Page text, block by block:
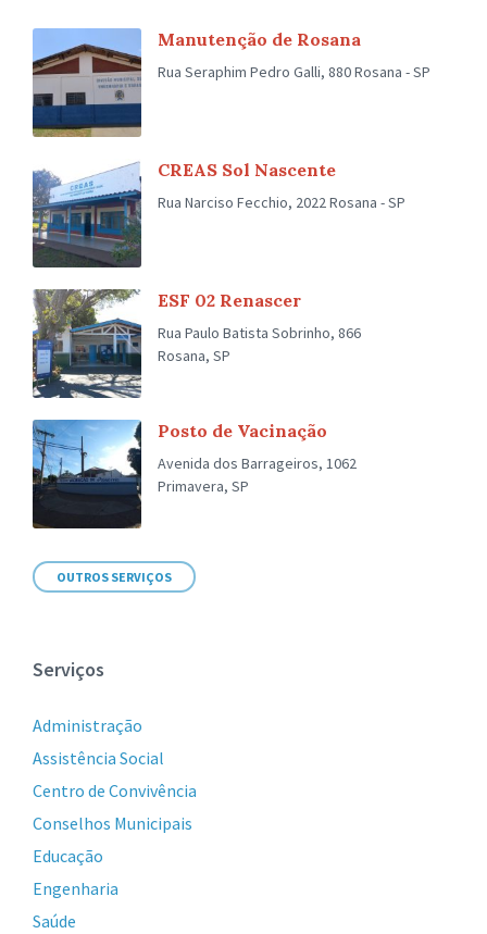
Manutenção de Rosana
Rua Seraphim Pedro Galli, 880 Rosana - SP
CREAS Sol Nascente
Rua Narciso Fecchio, 2022 Rosana - SP
ESF 02 Renascer
Rua Paulo Batista Sobrinho, 866
Rosana, SP
Posto de Vacinação
Avenida dos Barrageiros, 1062
Primavera, SP
OUTROS SERVIÇOS
Serviços
Administração
Assistência Social
Centro de Convivência
Conselhos Municipais
Educação
Engenharia
Saúde